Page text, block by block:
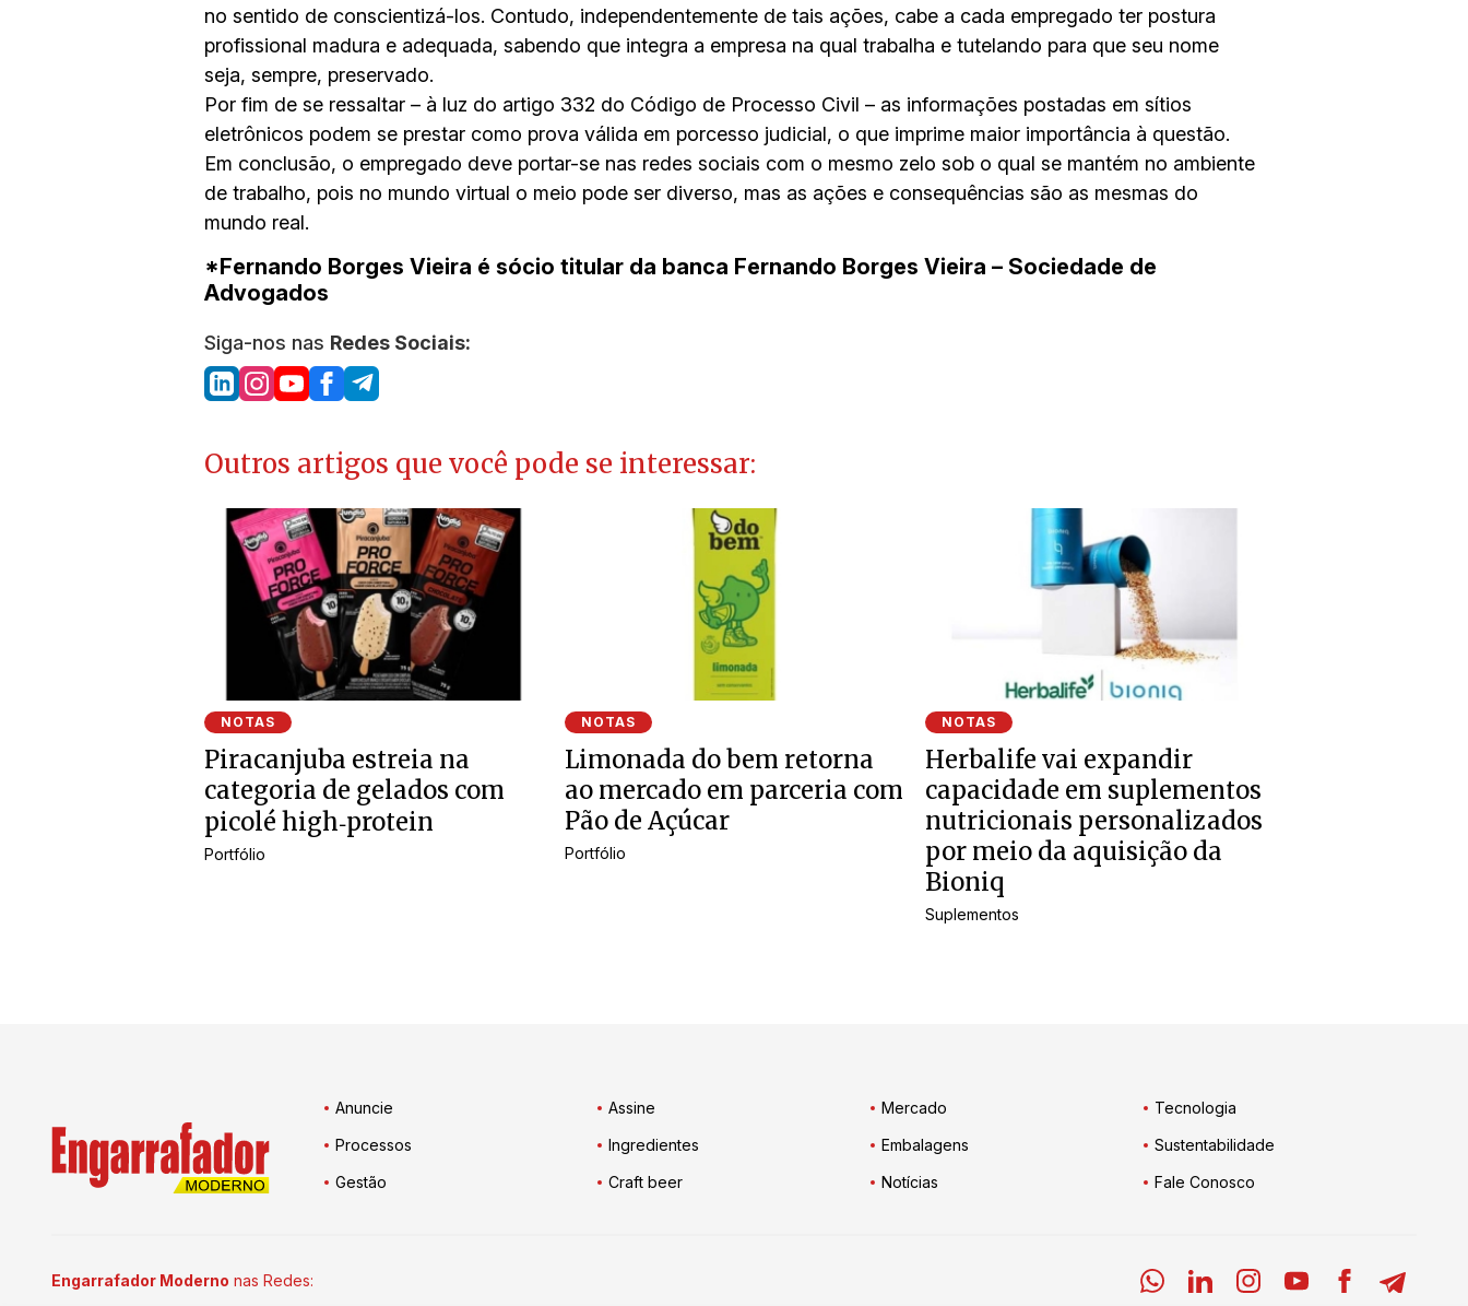
no sentido de conscientizá-los. Contudo, independentemente de tais ações, cabe a cada empregado ter postura
profissional madura e adequada, sabendo que integra a empresa na qual trabalha e tutelando para que seu nome
seja, sempre, preservado.
Por fim de se ressaltar – à luz do artigo 332 do Código de Processo Civil – as informações postadas em sítios
eletrônicos podem se prestar como prova válida em porcesso judicial, o que imprime maior importância à questão.
Em conclusão, o empregado deve portar-se nas redes sociais com o mesmo zelo sob o qual se mantém no ambiente
de trabalho, pois no mundo virtual o meio pode ser diverso, mas as ações e consequências são as mesmas do
mundo real.
*Fernando Borges Vieira é sócio titular da banca Fernando Borges Vieira – Sociedade de
Advogados
Siga-nos nas Redes Sociais:
Outros artigos que você pode se interessar:
NOTAS
Piracanjuba estreia na
categoria de gelados com
picolé high‑protein
Portfólio
NOTAS
Limonada do bem retorna
ao mercado em parceria com
Pão de Açúcar
Portfólio
NOTAS
Herbalife vai expandir
capacidade em suplementos
nutricionais personalizados
por meio da aquisição da
Bioniq
Suplementos
Anuncie Assine Mercado
Tecnologia
Processos
Ingredientes Embalagens
Sustentabilidade
Gestão
Craft beer Notícias Fale Conosco
Engarrafador Moderno nas Redes: